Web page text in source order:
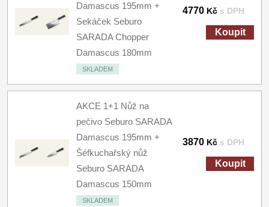
Damascus 195mm +
Sekáček Seburo
SARADA Chopper
Damascus 180mm
SKLADEM
4770 Kč s DPH
Koupit
AKCE 1+1 Nůž na
pečivo Seburo SARADA
Damascus 195mm +
Šéfkuchařský nůž
Seburo SARADA
Damascus 150mm
SKLADEM
3870 Kč s DPH
Koupit